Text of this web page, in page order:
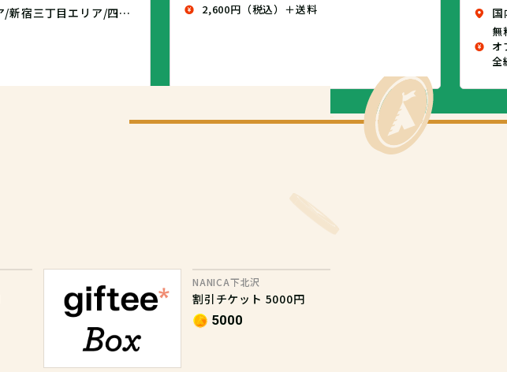
新宿駅周辺エリア/新宿三丁目エリア/四谷エリア 2,600円（税込）＋送料
無
オ
全
NANICA下北沢
割引チケット 5000円
5000